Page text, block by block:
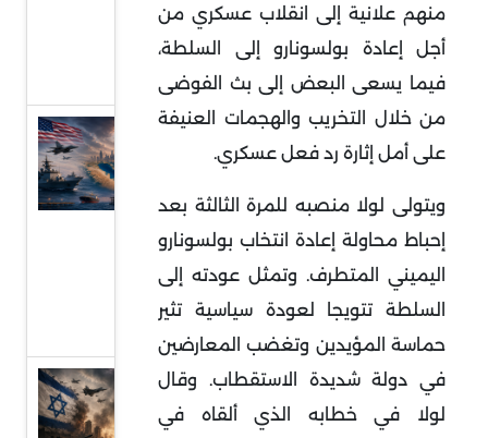
منهم علانية إلى انقلاب عسكري من
أجل إعادة بولسونارو إلى السلطة،
فيما يسعى البعض إلى بث الفوضى
من خلال التخريب والهجمات العنيفة
على أمل إثارة رد فعل عسكري.
ويتولى لولا منصبه للمرة الثالثة بعد
إحباط محاولة إعادة انتخاب بولسونارو
اليميني المتطرف. وتمثل عودته إلى
السلطة تتويجا لعودة سياسية تثير
حماسة المؤيدين وتغضب المعارضين
في دولة شديدة الاستقطاب. وقال
لولا في خطابه الذي ألقاه في
مجريات
الجولة
الأولى
الخليج
بين
الهدنة
الهشة
والحرب
منخفضة
قراءة
في